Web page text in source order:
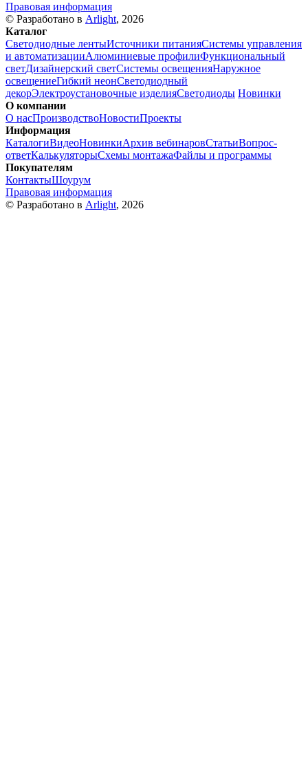
Правовая информация
© Разработано в Arlight, 2026
Каталог
Светодиодные лентыИсточники питанияСистемы управления
и автоматизацииАлюминиевые профилиФункциональный
светДизайнерский светСистемы освещенияНаружное
освещениеГибкий неонСветодиодный
декорЭлектроустановочные изделияСветодиоды Новинки
О компании
О насПроизводствоНовостиПроекты
Информация
КаталогиВидеоНовинкиАрхив вебинаровСтатьиВопрос-
ответКалькуляторыСхемы монтажаФайлы и программы
Покупателям
КонтактыШоурум
Правовая информация
© Разработано в Arlight, 2026